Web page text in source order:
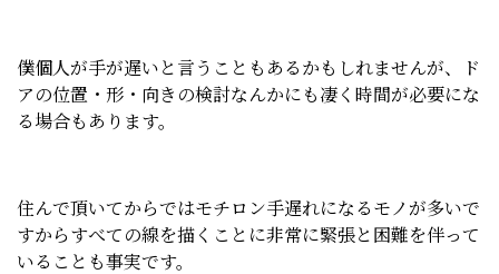
僕個人が手が遅いと言うこともあるかもしれませんが、ド
アの位置・形・向きの検討なんかにも凄く時間が必要にな
る場合もあります。
住んで頂いてからではモチロン手遅れになるモノが多いで
すからすべての線を描くことに非常に緊張と困難を伴って
いることも事実です。